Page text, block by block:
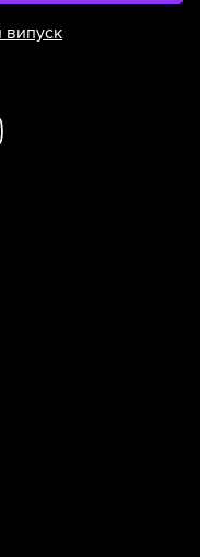
випуск